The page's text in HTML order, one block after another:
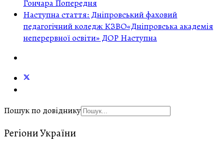
Гончара Попередня
Наступна стаття: Дніпровський фаховий
педагогічний коледж КЗВО«Дніпровська академія
неперервної освіти» ДОР Наступна
Пошук по довіднику
Регіони України